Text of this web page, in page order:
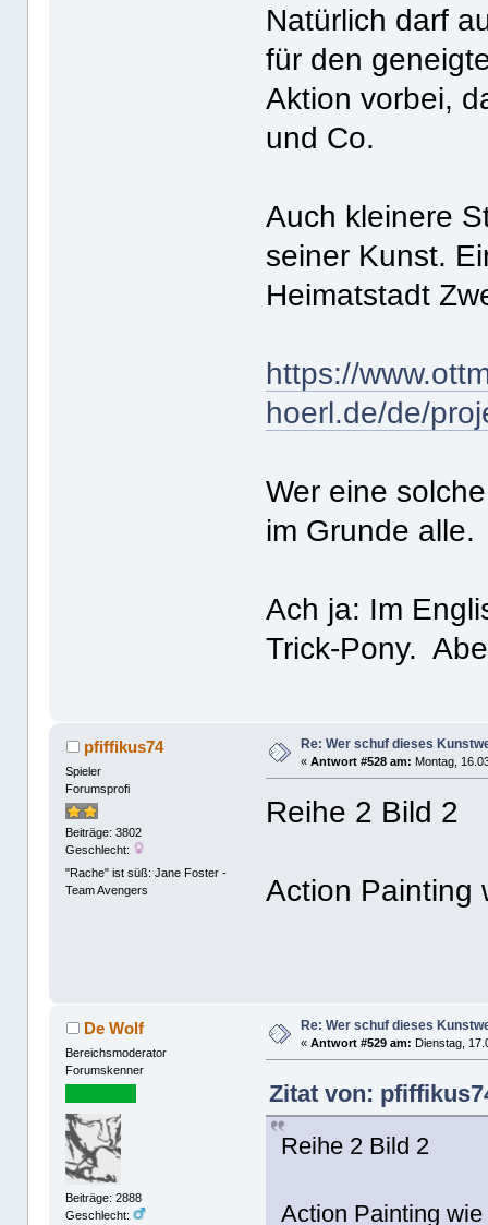
Natürlich darf
für den
Aktion vorbei,
und Co.
Auch kleinere
seiner Kunst.
Heimatstadt
https://
hoerl.de/de/
Wer eine
im Grunde alle.
Ach ja: Im
Trick-Pony.
pfiffikus74
Spieler
Forumsprofi
Beiträge: 3802
Geschlecht:
"Rache" ist süß: Jane Foster -
Team Avengers
Re: Wer schuf dieses
«Antwort #528 am: Montag,
Reihe 2 Bild 2
Action Painting
De Wolf
Bereichsmoderator
Forumskenner
Beiträge: 2888
Geschlecht:
Re: Wer schuf dieses
«Antwort #529 am: Dienstag,
Zitat von:
Reihe 2 Bild 2
Action Painting